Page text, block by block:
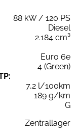
88 kW / 120 PS
Diesel
2.184 cm³
Euro 6e
4 (Green)
7,2 l/100km
189 g/km
G
Zentrallager